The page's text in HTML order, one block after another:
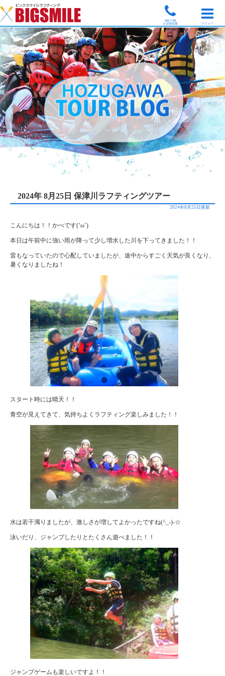
9時-17時
土日祝営業
メニュー
2024年 8月25日 保津川ラフティングツアー
2024年8月25日更新
こんにちは！！かべです(‘ω’)
本日は午前中に強い雨が降って少し増水した川を下ってきました！！
雷もなっていたので心配していましたが、途中からすごく天気が良くなり、
暑くなりましたね！
スタート時には晴天！！
青空が見えてきて、気持ちよくラフティング楽しみました！！
水は若干濁りましたが、激しさが増してよかったですね(^_-)-☆
泳いだり、ジャンプしたりとたくさん遊べました！！
ジャンプゲームも楽しいですよ！！